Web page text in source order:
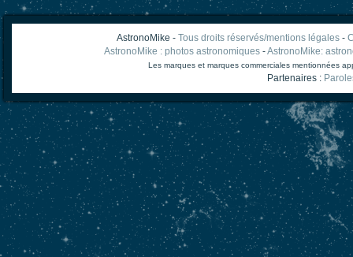
AstronoMike - Tous droits réservés/mentions légales-
AstronoMike : photos astronomiques -AstronoMike:
Les marques et marques commerciales mentionnées
Partenaires :